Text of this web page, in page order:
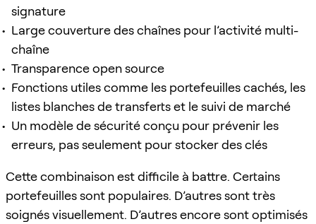
signature
Large couverture des chaînes pour l’activité multi-
chaîne
Transparence open source
Fonctions utiles comme les portefeuilles cachés, les
listes blanches de transferts et le suivi de marché
Un modèle de sécurité conçu pour prévenir les
erreurs, pas seulement pour stocker des clés
Cette combinaison est difficile à battre. Certains
portefeuilles sont populaires. D’autres sont très
soignés visuellement. D’autres encore sont optimisés